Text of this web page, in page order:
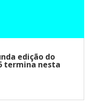
edição do
termina nesta